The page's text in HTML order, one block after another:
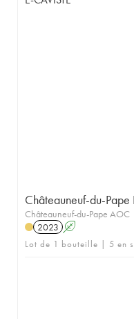
Châteauneuf-du-
Châteauneuf-du-Pape AOC
2023 A
Lot de 1 bouteille | 5 en